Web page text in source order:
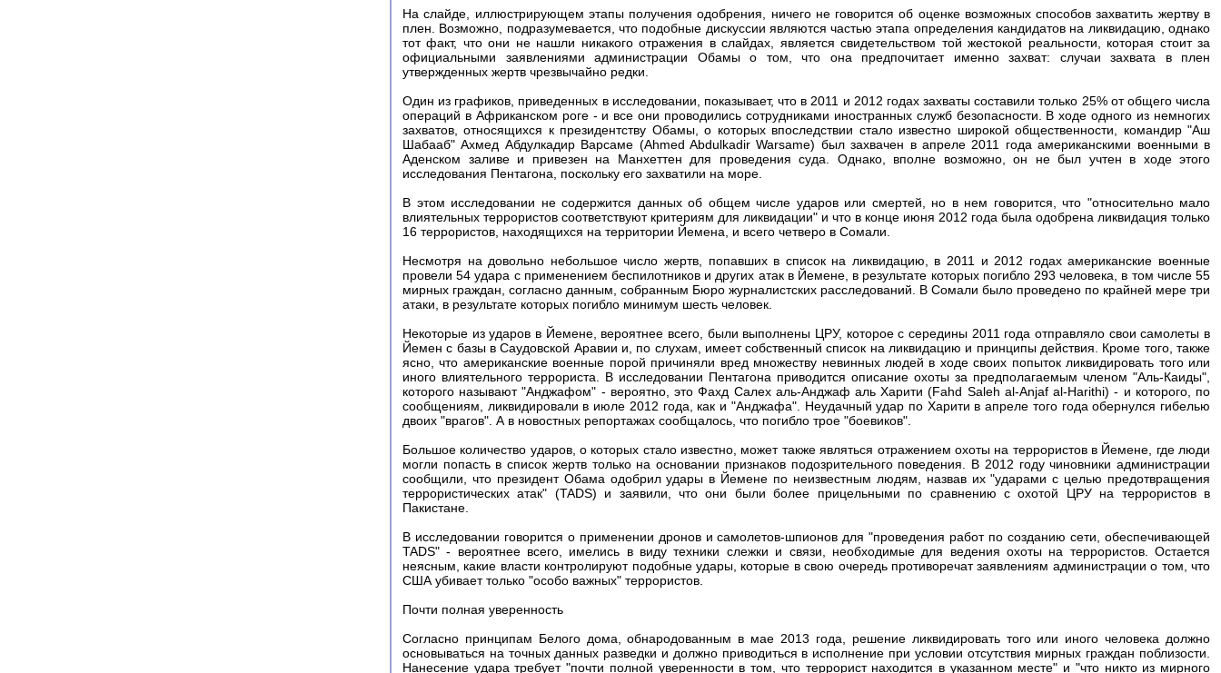
На слайде, иллюстрирующем этапы получения одобрения, ничего не говорится об оценке возможных способов захватить жертву в
плен. Возможно, подразумевается, что подобные дискуссии являются частью этапа определения кандидатов на ликвидацию, однако
тот факт, что они не нашли никакого отражения в слайдах, является свидетельством той жестокой реальности, которая стоит за
официальными заявлениями администрации Обамы о том, что она предпочитает именно захват: случаи захвата в плен
утвержденных жертв чрезвычайно редки.
Один из графиков, приведенных в исследовании, показывает, что в 2011 и 2012 годах захваты составили только 25% от общего числа
операций в Африканском роге - и все они проводились сотрудниками иностранных служб безопасности. В ходе одного из немногих
захватов, относящихся к президентству Обамы, о которых впоследствии стало известно широкой общественности, командир "Аш
Шабааб" Ахмед Абдулкадир Варсаме (Ahmed Abdulkadir Warsame) был захвачен в апреле 2011 года американскими военными в
Аденском заливе и привезен на Манхеттен для проведения суда. Однако, вполне возможно, он не был учтен в ходе этого
исследования Пентагона, поскольку его захватили на море.
В этом исследовании не содержится данных об общем числе ударов или смертей, но в нем говорится, что "относительно мало
влиятельных террористов соответствуют критериям для ликвидации" и что в конце июня 2012 года была одобрена ликвидация только
16 террористов, находящихся на территории Йемена, и всего четверо в Сомали.
Несмотря на довольно небольшое число жертв, попавших в список на ликвидацию, в 2011 и 2012 годах американские военные
провели 54 удара с применением беспилотников и других атак в Йемене, в результате которых погибло 293 человека, в том числе 55
мирных граждан, согласно данным, собранным Бюро журналистских расследований. В Сомали было проведено по крайней мере три
атаки, в результате которых погибло минимум шесть человек.
Некоторые из ударов в Йемене, вероятнее всего, были выполнены ЦРУ, которое с середины 2011 года отправляло свои самолеты в
Йемен с базы в Саудовской Аравии и, по слухам, имеет собственный список на ликвидацию и принципы действия. Кроме того, также
ясно, что американские военные порой причиняли вред множеству невинных людей в ходе своих попыток ликвидировать того или
иного влиятельного террориста. В исследовании Пентагона приводится описание охоты за предполагаемым членом "Аль-Каиды",
которого называют "Анджафом" - вероятно, это Фахд Салех аль-Анджаф аль Харити (Fahd Saleh al-Anjaf al-Harithi) - и которого, по
сообщениям, ликвидировали в июле 2012 года, как и "Анджафа". Неудачный удар по Харити в апреле того года обернулся гибелью
двоих "врагов". А в новостных репортажах сообщалось, что погибло трое "боевиков".
Большое количество ударов, о которых стало известно, может также являться отражением охоты на террористов в Йемене, где люди
могли попасть в список жертв только на основании признаков подозрительного поведения. В 2012 году чиновники администрации
сообщили, что президент Обама одобрил удары в Йемене по неизвестным людям, назвав их "ударами с целью предотвращения
террористических атак" (TADS) и заявили, что они были более прицельными по сравнению с охотой ЦРУ на террористов в
Пакистане.
В исследовании говорится о применении дронов и самолетов-шпионов для "проведения работ по созданию сети, обеспечивающей
TADS" - вероятнее всего, имелись в виду техники слежки и связи, необходимые для ведения охоты на террористов. Остается
неясным, какие власти контролируют подобные удары, которые в свою очередь противоречат заявлениям администрации о том, что
США убивает только "особо важных" террористов.
Почти полная уверенность
Согласно принципам Белого дома, обнародованным в мае 2013 года, решение ликвидировать того или иного человека должно
основываться на точных данных разведки и должно приводиться в исполнение при условии отсутствия мирных граждан поблизости.
Нанесение удара требует "почти полной уверенности в том, что террорист находится в указанном месте" и "что никто из мирного